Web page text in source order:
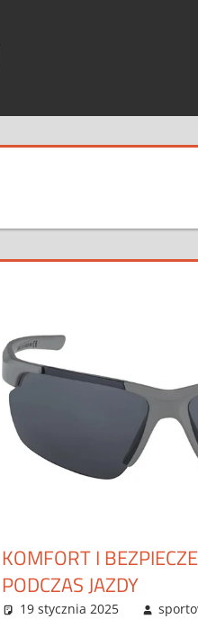
KOMFORT I
PODCZAS JAZDY
19 stycznia 2025